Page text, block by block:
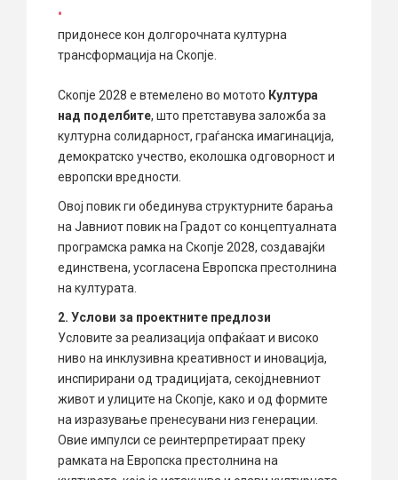
придонесе кон долгорочната културна
трансформација на Скопје.
Скопје 2028 е втемелено во мотото Култура
над поделбите, што претставува заложба за
културна солидарност, граѓанска имагинација,
демократско учество, еколошка одговорност и
европски вредности.
Овој повик ги обединува структурните барања
на Јавниот повик на Градот со концептуалната
програмска рамка на Скопје 2028, создавајќи
единствена, усогласена Европска престолнина
на културата.
2. Услови за проектните предлози
Условите за реализација опфаќаат и високо
ниво на инклузивна креативност и иновација,
инспирирани од традицијата, секојдневниот
живот и улиците на Скопје, како и од формите
на изразување пренесувани низ генерации.
Овие импулси се реинтерпретираат преку
рамката на Европска престолнина на